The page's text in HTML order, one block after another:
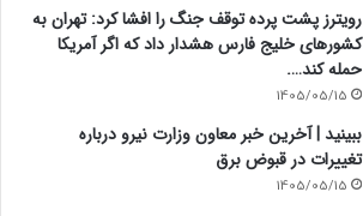
رویترز پشت پرده توقف جنگ را افشا کرد: تهران به
کشورهای خلیج فارس هشدار داد که اگر آمریکا
حمله کند….
1405/05/15
ببینید | آخرین خبر معاون وزارت نیرو درباره
تغییرات در قبوض برق
1405/05/15